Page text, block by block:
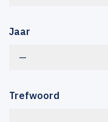
Jaar
—
Trefwoord